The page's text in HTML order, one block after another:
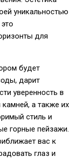
уникальностью
для
будет
дарит
уверенность в
а также их
стиль и
горные пейзажи.
вас к
глаз и